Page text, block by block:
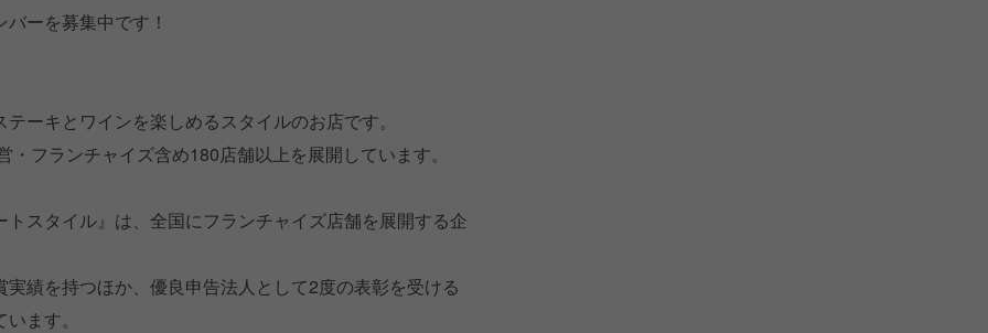
ーを募集中です！
ーキとワインを楽しめるスタイルのお店です。
フランチャイズ含め180店舗以上を展開しています。
スタイル』は、全国にフランチャイズ店舗を展開する企
績を持つほか、優良申告法人として2度の表彰を受ける
ます。